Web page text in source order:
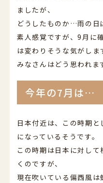
ましたが、
どうしたものか…雨の日
素人感覚ですが、9月に
は変わりそうな気がしま
みなさんはどう思われま
今年の7月は…
日本付近は、この時期
になっているそうです。
この時期は日本に対し
くのですが、
現在吹いている偏西風